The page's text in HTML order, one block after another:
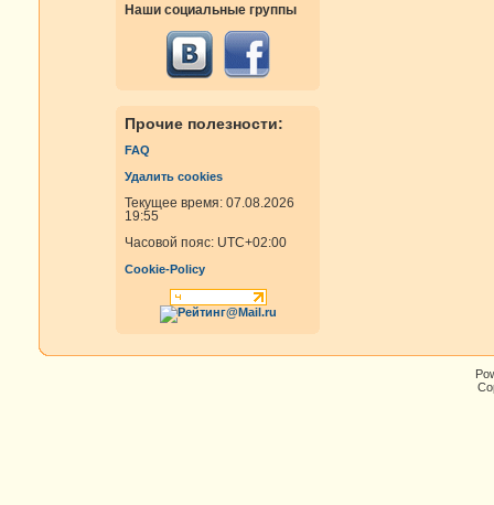
Наши социальные группы
Прочие полезности:
FAQ
Удалить cookies
Текущее время: 07.08.2026
19:55
Часовой пояс: UTC+02:00
Cookie-Policy